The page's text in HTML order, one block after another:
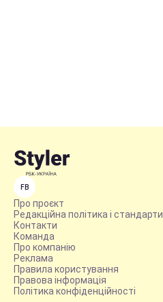
FB
Про проєкт
Редакційна політика і стандарти
Контакти
Команда
Про компанію
Реклама
Правила користування
Правова інформація
Політика конфіденційності